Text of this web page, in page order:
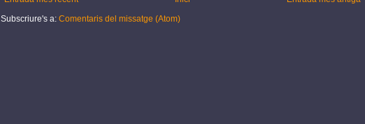
Subscriure's a: Comentaris del missatge (Atom)